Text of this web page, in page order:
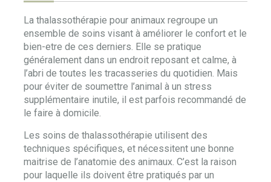
La thalassothérapie pour animaux regroupe un
ensemble de soins visant à améliorer le confort et le
bien-etre de ces derniers. Elle se pratique
généralement dans un endroit reposant et calme, à
l’abri de toutes les tracasseries du quotidien. Mais
pour éviter de soumettre l’animal à un stress
supplémentaire inutile, il est parfois recommandé de
le faire à domicile.
Les soins de thalassothérapie utilisent des
techniques spécifiques, et nécessitent une bonne
maitrise de l’anatomie des animaux. C’est la raison
pour laquelle ils doivent être pratiqués par un